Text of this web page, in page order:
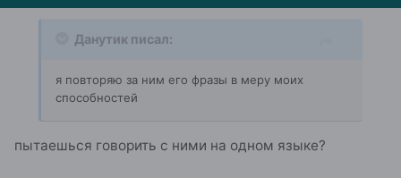
Данутик писал:
я повторяю за ним его фразы в меру моих
способностей
пытаешься говорить с ними на одном языке?